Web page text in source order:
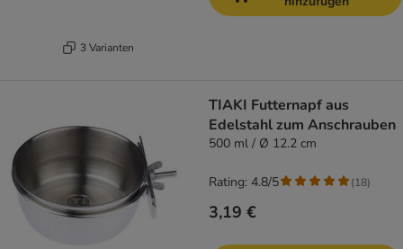
3 Varianten
TIAKI Futternapf aus
Edelstahl zum Anschrauben
500 ml / Ø 12.2 cm
3,19 €
Rating: 4.8/5 (18)